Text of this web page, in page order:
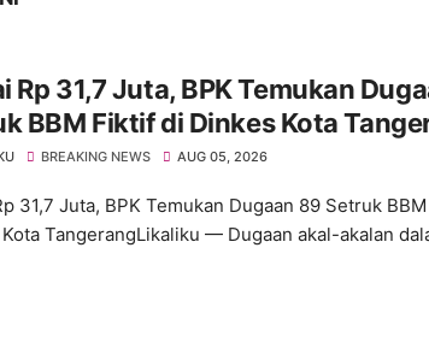
Rp 31,7 Juta, BPK Temukan
BBM Fiktif di Dinkes Kota
BREAKING NEWS AUG 05, 2026
31,7 Juta, BPK Temukan Dugaan 89 Setruk
TangerangLikaliku — Dugaan akal-akalan